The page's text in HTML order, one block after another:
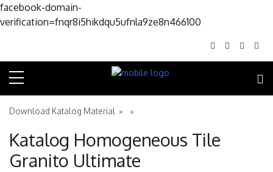
facebook-domain-
verification=fnqr8i5hikdqu5ufnla9ze8n466100
Download Katalog Material » »
Katalog Homogeneous Tile
Granito Ultimate